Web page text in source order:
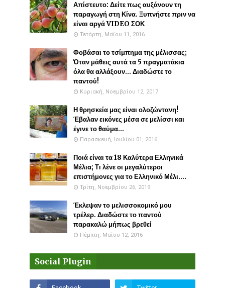
Απίστευτο: Δείτε πως αυξάνουν τη
παραγωγή στη Κίνα. Ξυπνήστε πριν να
είναι αργά VIDEO ΣΟΚ
Τετάρτη, Μαΐου 11, 2016
Φοβάσαι το τσίμπημα της μέλισσας;
Όταν μάθεις αυτά τα 5 πραγματάκια
όλα θα αλλάξουν... Διαδώστε το
παντού!
Κυριακή, Νοεμβρίου 12, 2017
Η θρησκεία μας είναι ολοζώντανη!
Έβαλαν εικόνες μέσα σε μελίσσι και
έγινε το θαύμα...
Παρασκευή, Ιουλίου 01, 2016
Ποιά είναι τα 18 Καλύτερα Ελληνικά
Μέλια; Τι λένε οι μεγαλύτεροι
επιστήμονες για το Ελληνικό Μέλι....
Τρίτη, Νοεμβρίου 26, 2019
Έκλεψαν το μελισσοκομικό μου
τρέλερ. Διαδώστε το παντού
παρακαλώ μήπως βρεθεί
Πέμπτη, Μαΐου 12, 2016
Social Plugin